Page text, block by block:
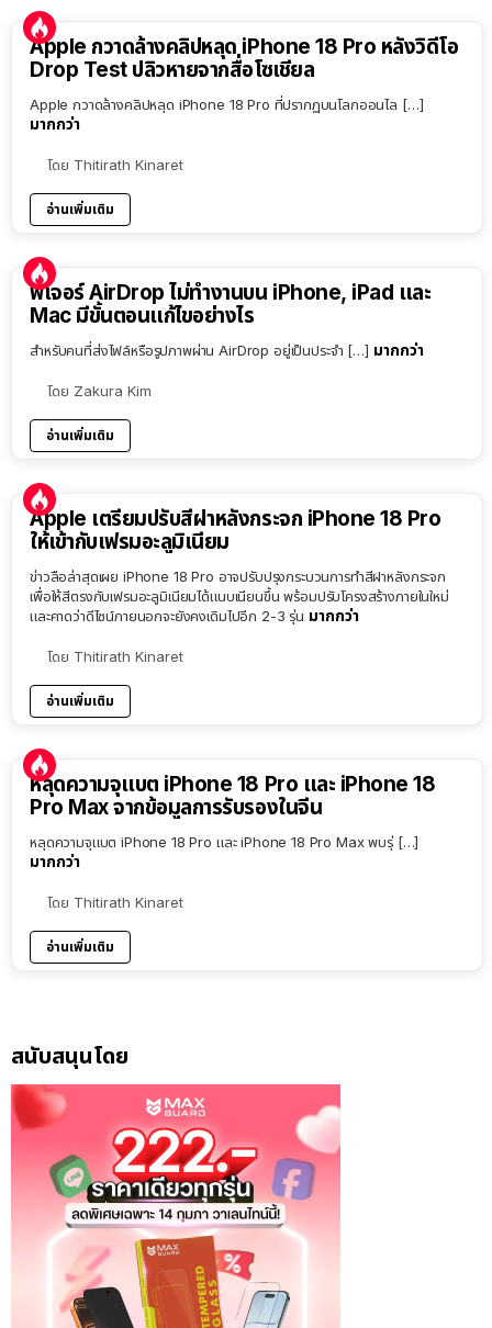
Apple กวาดล้างคลิปหลุด iPhone 18 Pro หลังวิดีโอ
Drop Test ปลิวหายจากสื่อโซเชียล
Apple กวาดล้างคลิปหลุด iPhone 18 Pro ที่ปรากฏบนโลกออนไล […]
มากกว่า
โดย Thitirath Kinaret
อ่านเพิ่มเติม
ฟีเจอร์ AirDrop ไม่ทำงานบน iPhone, iPad และ
Mac มีขั้นตอนแก้ไขอย่างไร
สำหรับคนที่ส่งไฟล์หรือรูปภาพผ่าน AirDrop อยู่เป็นประจำ […] มากกว่า
โดย Zakura Kim
อ่านเพิ่มเติม
Apple เตรียมปรับสีฝาหลังกระจก iPhone 18 Pro
ให้เข้ากับเฟรมอะลูมิเนียม
ข่าวลือล่าสุดเผย iPhone 18 Pro อาจปรับปรุงกระบวนการทำสีฝาหลังกระจก
เพื่อให้สีตรงกับเฟรมอะลูมิเนียมได้แนบเนียนขึ้น พร้อมปรับโครงสร้างภายในใหม่
และคาดว่าดีไซน์ภายนอกจะยังคงเดิมไปอีก 2-3 รุ่น มากกว่า
โดย Thitirath Kinaret
อ่านเพิ่มเติม
หลุดความจุแบต iPhone 18 Pro และ iPhone 18
Pro Max จากข้อมูลการรับรองในจีน
หลุดความจุแบต iPhone 18 Pro และ iPhone 18 Pro Max พบรุ่ […]
มากกว่า
โดย Thitirath Kinaret
อ่านเพิ่มเติม
สนับสนุนโดย